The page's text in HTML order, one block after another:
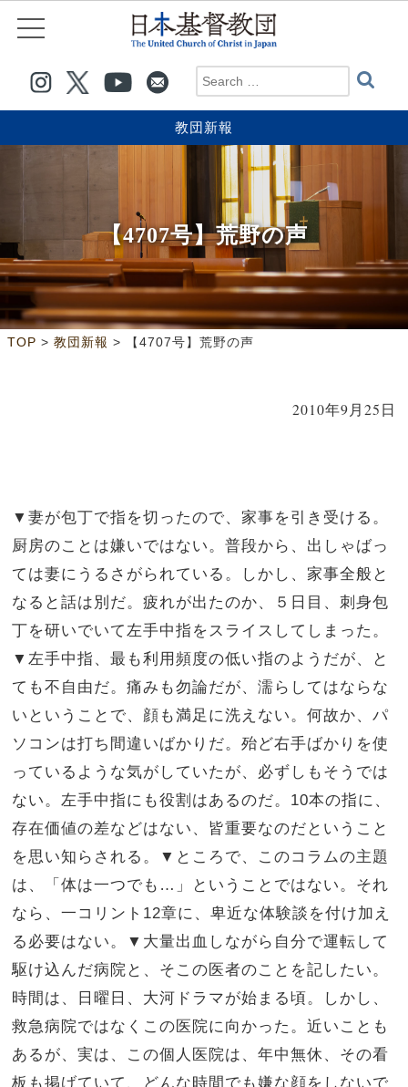
教団新報
【4707号】荒野の声
TOP > 教団新報 > 【4707号】荒野の声
2010年9月25日
▼妻が包丁で指を切ったので、家事を引き受ける。
厨房のことは嫌いではない。普段から、出しゃばっ
ては妻にうるさがられている。しかし、家事全般と
なると話は別だ。疲れが出たのか、５日目、刺身包
丁を研いでいて左手中指をスライスしてしまった。
▼左手中指、最も利用頻度の低い指のようだが、と
ても不自由だ。痛みも勿論だが、濡らしてはならな
いということで、顔も満足に洗えない。何故か、パ
ソコンは打ち間違いばかりだ。殆ど右手ばかりを使
っているような気がしていたが、必ずしもそうでは
ない。左手中指にも役割はあるのだ。 10本の指に、
存在価値の差などはない、皆重要なのだということ
を思い知らされる。▼ところで、このコラムの主題
は、「体は一つでも…」ということではない。それ
なら、一コリント 12章に、卑近な体験談を付け加え
る必要はない。▼大量出血しながら自分で運転して
駆け込んだ病院と、そこの医者のことを記したい。
時間は、日曜日、大河ドラマが始まる頃。しかし、
救急病院ではなくこの医院に向かった。近いことも
あるが、実は、この個人医院は、年中無休、その看
板も掲げていて、どんな時間でも嫌な顔をしないで